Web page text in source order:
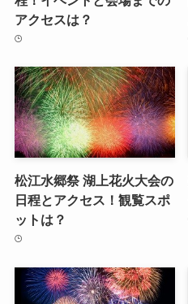
アクセスは？
松江水郷祭 湖上花火大会の
日程とアクセス！観覧スポ
ットは？